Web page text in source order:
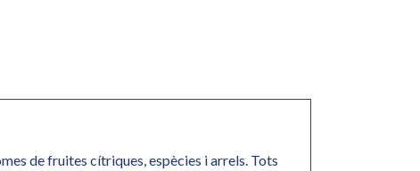
de fruites cítriques, espècies i arrels. Tots